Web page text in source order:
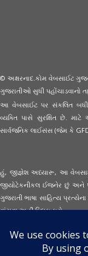
© અક્ષરનાદ.કોમ વેબસાઈટ
ગુજરાતીઓ સુધી પહોંચાડવાનો
આ વેબસાઈટ પર સંકલિત બધી
વ્યક્તિ પાસે સુરક્ષિત છે.
સાર્વજનિક લાઈસંસ (જેમ કે
હું, જીજ્ઞેશ અધ્યારૂ, આ
જીયોટેકનીકલ ઈજનેર છું અને
ગુજરાતી ભાષા સાહિત્ય
વાંચવાઅહીં ક્લિક કરો...